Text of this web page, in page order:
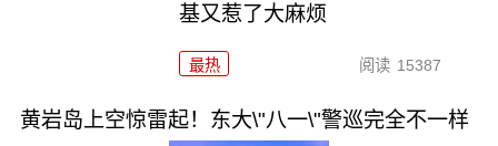
基又惹了大麻烦
最热 阅读 15387
黄岩岛上空惊雷起！东大\"八一\"警巡完全不一样